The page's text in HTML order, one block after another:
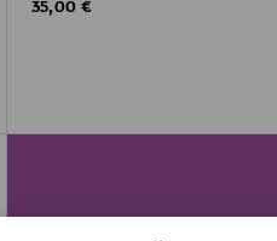
Original Price
35,00 €